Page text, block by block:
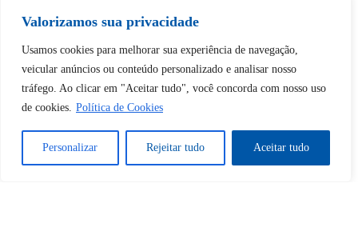
Valorizamos sua privacidade
Usamos cookies para melhorar sua experiência de navegação,
veicular anúncios ou conteúdo personalizado e analisar nosso
tráfego. Ao clicar em "Aceitar tudo", você concorda com nosso uso
de cookies. Política de Cookies
Personalizar Rejeitar tudo Aceitar tudo
Desbloquear esquerda : 0
Sim